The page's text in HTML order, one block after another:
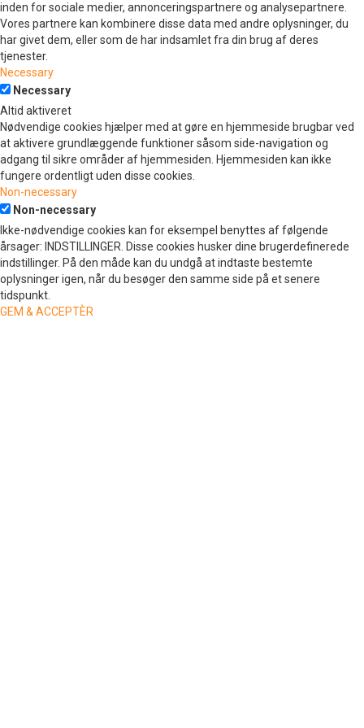
inden for sociale medier, annonceringspartnere og analysepartnere.
Vores partnere kan kombinere disse data med andre oplysninger, du
har givet dem, eller som de har indsamlet fra din brug af deres
tjenester.
Necessary
Necessary
Altid aktiveret
Nødvendige cookies hjælper med at gøre en hjemmeside brugbar ved
at aktivere grundlæggende funktioner såsom side-navigation og
adgang til sikre områder af hjemmesiden. Hjemmesiden kan ikke
fungere ordentligt uden disse cookies.
Non-necessary
Non-necessary
Ikke-nødvendige cookies kan for eksempel benyttes af følgende
årsager: INDSTILLINGER. Disse cookies husker dine brugerdefinerede
indstillinger. På den måde kan du undgå at indtaste bestemte
oplysninger igen, når du besøger den samme side på et senere
tidspunkt.
GEM & ACCEPTÈR